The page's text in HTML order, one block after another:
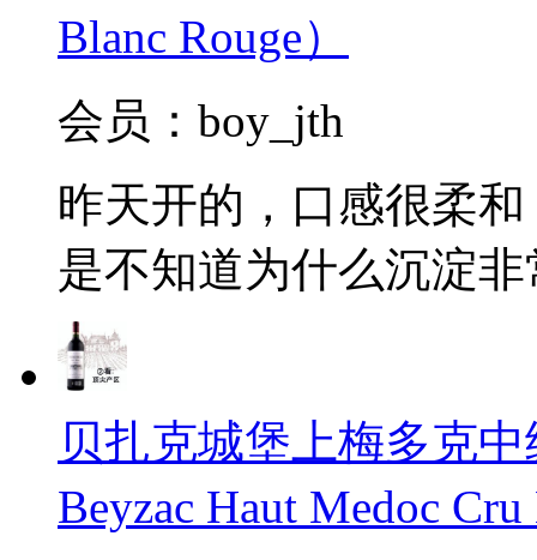
Blanc Rouge）
会员：boy_jth
昨天开的，口感很柔
是不知道为什么沉淀非
贝扎克城堡上梅多克
Beyzac Haut Medoc